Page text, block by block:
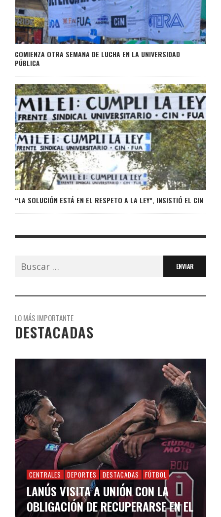
COMIENZA OTRA SEMANA DE LUCHA EN LA UNIVERSIDAD
PÚBLICA
“LA SOLUCIÓN ESTÁ EN EL RESPETO A LA LEY”, INSISTIÓ EL CIN
Buscar:
LO MÁS IMPORTANTE
DESTACADAS
CENTRALES DEPORTES DESTACADAS FÚTBOL
LANÚS VISITA A UNIÓN CON LA
OBLIGACIÓN DE RECUPERARSE EN EL